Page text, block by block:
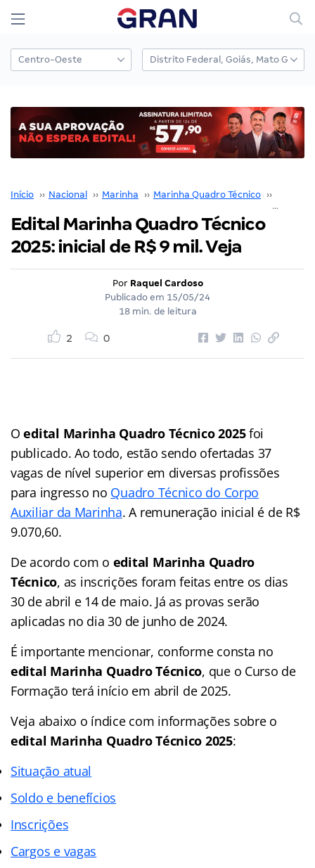
Início ›› Nacional ›› Marinha ›› Marinha Quadro Técnico ››
Edital Marinha Quadro Técnico
2025: inicial de R$ 9 mil. Veja
Por Raquel Cardoso
Publicado em 15/05/24
18 min. de leitura
2 0
Oedital Marinha Quadro Técnico 2025foi
publicado. Ao todo, estão sendo ofertadas 37
vagas de nível superior em diversas profissões
para ingresso no Quadro Técnico do Corpo
Auxiliar da Marinha. A remuneração inicial é de R$
9.070,60.
De acordo com o edital Marinha Quadro
Técnico, as inscrições foram feitas entre os dias
30 de abril e 14 de maio. Já as provas serão
aplicadas no dia 30 de junho de 2024.
É importante mencionar, conforme consta no
edital Marinha Quadro Técnico, que o Curso de
Formação terá início em abril de 2025.
Veja abaixo o índicecom informações sobre o
edital Marinha Quadro Técnico 2025:
Situação atual
Soldo e benefícios
Inscrições
Cargos e vagas